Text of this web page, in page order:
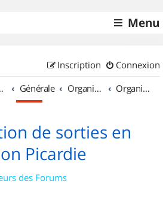
Menu
Connexion
Inscription
Générale Organisation de sorties & Recherche de partenaires Organisation de sorties en région Picardie
de sorties en
Picardie
des Forums